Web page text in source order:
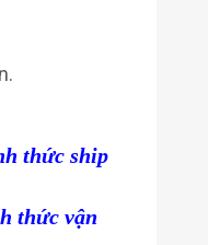
thức ship
thức vận